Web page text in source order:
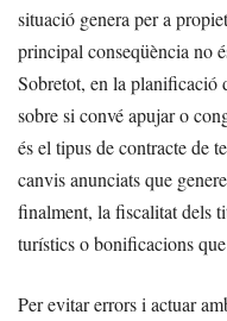
situació genera per a
principal conseqüència no
Sobretot, en la planificació
sobre si convé apujar o
és el tipus de contracte de
canvis anunciats que
finalment, la fiscalitat dels
turístics o bonificacions
Per evitar errors i actuar